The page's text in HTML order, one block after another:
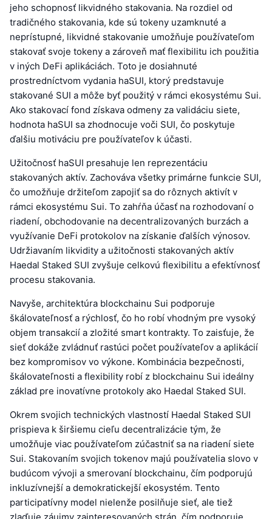
jeho schopnosť likvidného stakovania. Na rozdiel od
tradičného stakovania, kde sú tokeny uzamknuté a
neprístupné, likvidné stakovanie umožňuje používateľom
stakovať svoje tokeny a zároveň mať flexibilitu ich použitia
v iných DeFi aplikáciách. Toto je dosiahnuté
prostredníctvom vydania haSUI, ktorý predstavuje
stakované SUI a môže byť použitý v rámci ekosystému Sui.
Ako stakovací fond získava odmeny za validáciu siete,
hodnota haSUI sa zhodnocuje voči SUI, čo poskytuje
ďalšiu motiváciu pre používateľov k účasti.
Užitočnosť haSUI presahuje len reprezentáciu
stakovaných aktív. Zachováva všetky primárne funkcie SUI,
čo umožňuje držiteľom zapojiť sa do rôznych aktivít v
rámci ekosystému Sui. To zahŕňa účasť na rozhodovaní o
riadení, obchodovanie na decentralizovaných burzách a
využívanie DeFi protokolov na získanie ďalších výnosov.
Udržiavaním likvidity a užitočnosti stakovaných aktív
Haedal Staked SUI zvyšuje celkovú flexibilitu a efektívnosť
procesu stakovania.
Navyše, architektúra blockchainu Sui podporuje
škálovateľnosť a rýchlosť, čo ho robí vhodným pre vysoký
objem transakcií a zložité smart kontrakty. To zaisťuje, že
sieť dokáže zvládnuť rastúci počet používateľov a aplikácií
bez kompromisov vo výkone. Kombinácia bezpečnosti,
škálovateľnosti a flexibility robí z blockchainu Sui ideálny
základ pre inovatívne protokoly ako Haedal Staked SUI.
Okrem svojich technických vlastností Haedal Staked SUI
prispieva k širšiemu cieľu decentralizácie tým, že
umožňuje viac používateľom zúčastniť sa na riadení siete
Sui. Stakovaním svojich tokenov majú používatelia slovo v
budúcom vývoji a smerovaní blockchainu, čím podporujú
inkluzívnejší a demokratickejší ekosystém. Tento
participatívny model nielenže posilňuje sieť, ale tiež